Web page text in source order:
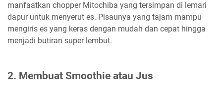
manfaatkan chopper Mitochiba yang tersimpan di lemari
dapur untuk menyerut es. Pisaunya yang tajam mampu
mengiris es yang keras dengan mudah dan cepat hingga
menjadi butiran super lembut.
2. Membuat Smoothie atau Jus